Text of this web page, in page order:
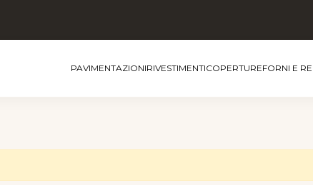
PAVIMENTAZIONIRIVESTIMENTICOPERTUREFORNI E